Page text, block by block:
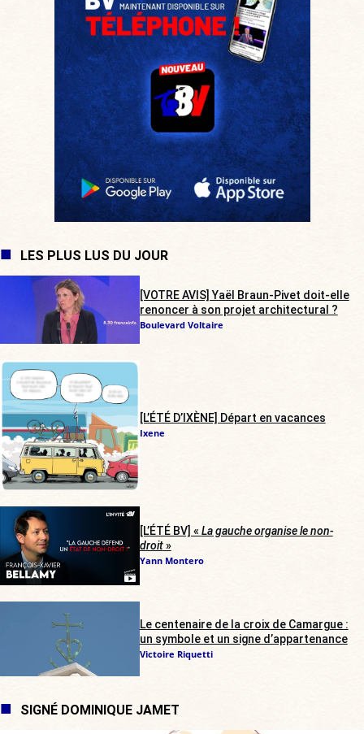
LES PLUS LUS DU JOUR
[VOTRE AVIS] Yaël Braun-Pivet doit-elle
renoncer à son projet architectural ?
Boulevard Voltaire
[L’ÉTÉ D’IXÈNE] Départ en vacances
Ixene
[L’ÉTÉ BV] « La gauche organise le non-
droit»
Yann Montero
Le centenaire de la croix de Camargue :
un symbole et un signe d’appartenance
Victoire Riquetti
SIGNÉ DOMINIQUE JAMET